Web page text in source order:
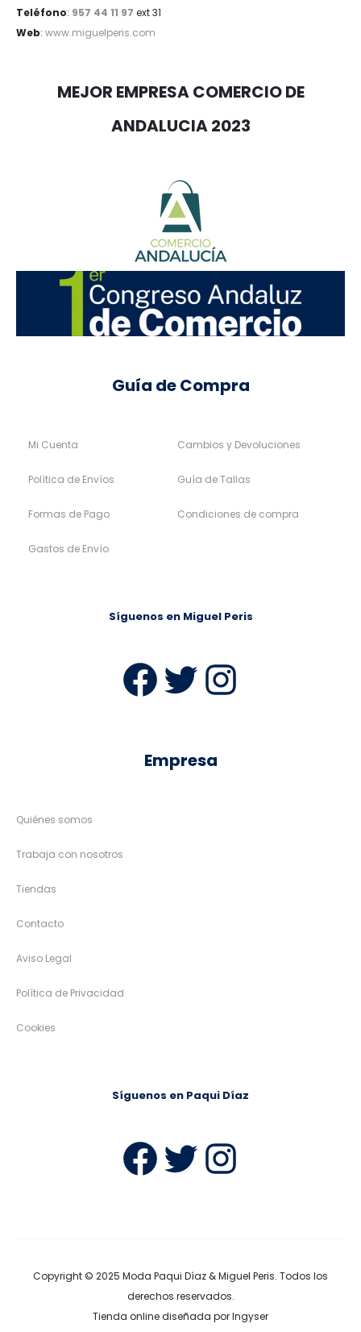
Teléfono: 957 44 11 97 ext 31
Web: www.miguelperis.com
MEJOR EMPRESA COMERCIO DE
ANDALUCIA 2023
Guía de Compra
Mi Cuenta
Política de Envíos
Formas de Pago
Gastos de Envío
Cambios y Devoluciones
Guía de Tallas
Condiciones de compra
Síguenos en Miguel Peris
Facebook
Twitter
Empresa
Quiénes somos
Trabaja con nosotros
Tiendas
Contacto
Aviso Legal
Política de Privacidad
Cookies
Síguenos en Paqui Díaz
Facebook
Twitter
Copyright © 2025 Moda Paqui Díaz & Miguel Peris. Todos los
derechos reservados.
Tienda online diseñada por Ingyser